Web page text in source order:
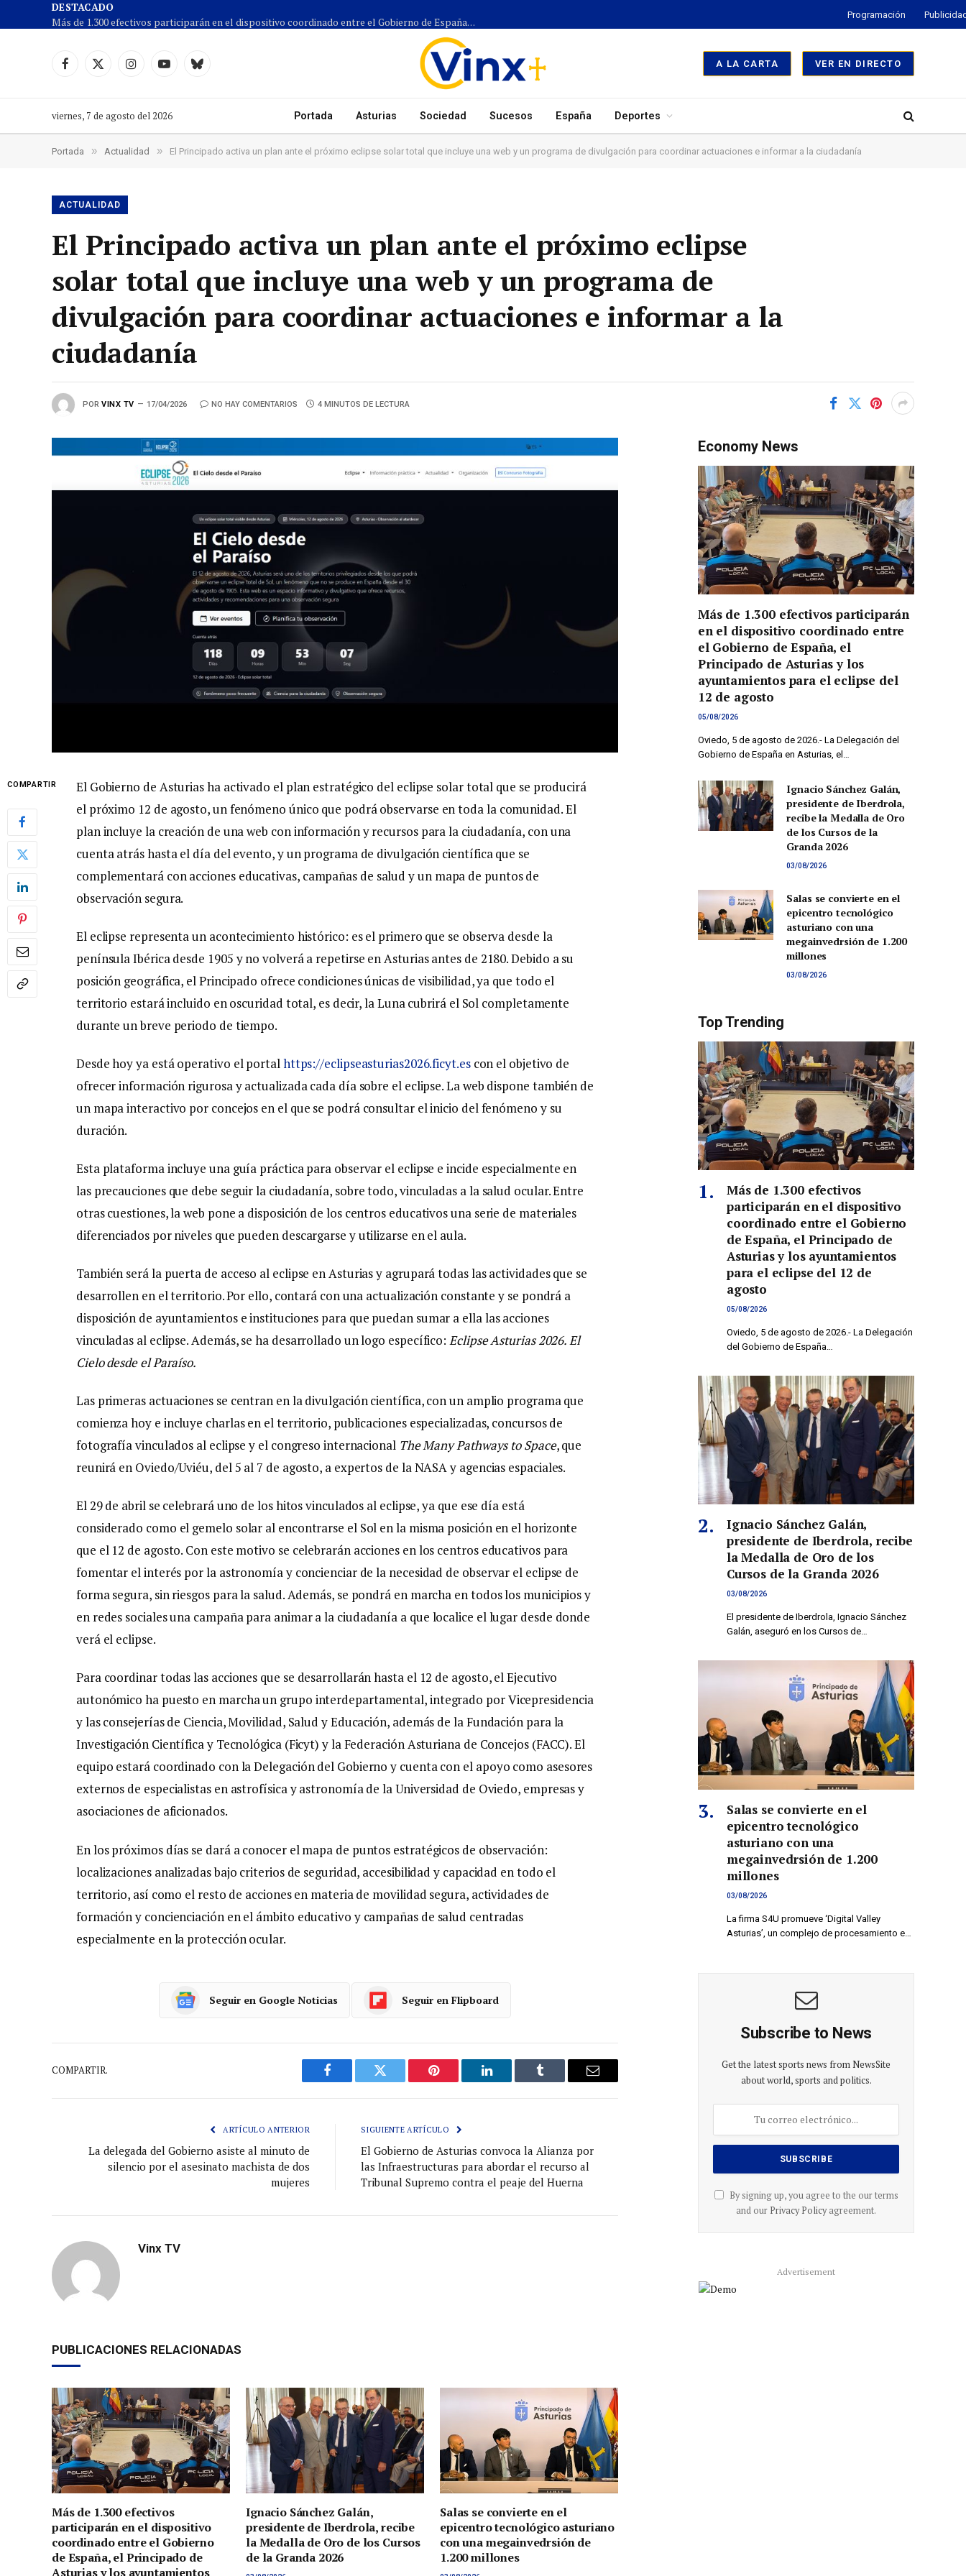
DESTACADO
Más de 1.300 efectivos participarán en el dispositivo coordinado entre el Gobierno de España, el Principado de Asturias y los ayuntamientos para el eclipse del 12 de agosto
Programación
Facebook
X
InstagramYouTubeCielo
A LA CARTA VER EN DIRECTO
viernes, 7 de agosto del 2026 Portada Asturias Sociedad Sucesos España Deportes
Portada » Actualidad » El Principado activa un plan ante el próximo eclipse solar total que incluye una web y un programa de divulgación para coordinar actuaciones e informar a la ciudadanía
ACTUALIDAD
El Principado activa un plan ante el próximo eclipse
solar total que incluye una web y un programa de
divulgación para coordinar actuaciones e informar a la
ciudadanía
POR VINX TV 17/04/2026 NO HAY COMENTARIOS 4 MINUTOS DE LECTURA
COMPARTIR
El Gobierno de Asturias ha activado el plan estratégico del eclipse solar total que se producirá
el próximo 12 de agosto, un fenómeno único que podrá observarse en toda la comunidad. El
plan incluye la creación de una web con información y recursos para la ciudadanía, con una
cuenta atrás hasta el día del evento, y un programa de divulgación científica que se
complementará con acciones educativas, campañas de salud y un mapa de puntos de
observación segura.
El eclipse representa un acontecimiento histórico: es el primero que se observa desde la
península Ibérica desde 1905 y no volverá a repetirse en Asturias antes de 2180. Debido a su
posición geográfica, el Principado ofrece condiciones únicas de visibilidad, ya que todo el
territorio estará incluido en oscuridad total, es decir, la Luna cubrirá el Sol completamente
durante un breve periodo de tiempo.
Desde hoy ya está operativo el portalhttps://eclipseasturias2026.ficyt.escon el objetivo de
ofrecer información rigurosa y actualizada cada día sobre el eclipse. La web dispone también de
un mapa interactivo por concejos en el que se podrá consultar el inicio del fenómeno y su
duración.
Esta plataforma incluye una guía práctica para observar el eclipse e incide especialmente en
las precauciones que debe seguir la ciudadanía, sobre todo, vinculadas a la salud ocular. Entre
otras cuestiones, la web pone a disposición de los centros educativos una serie de materiales
diferenciados por niveles que pueden descargarse y utilizarse en el aula.
También será la puerta de acceso al eclipse en Asturias y agrupará todas las actividades que se
desarrollen en el territorio. Por ello, contará con una actualización constante y se pondrá a
disposición de ayuntamientos e instituciones para que puedan sumar a ella las acciones
vinculadas al eclipse. Además, se ha desarrollado un logo específico:Eclipse Asturias 2026. El
Cielo desde el Paraíso.
Las primeras actuaciones se centran en la divulgación científica, con un amplio programa que
comienza hoy e incluye charlas en el territorio, publicaciones especializadas, concursos de
fotografía vinculados al eclipse y el congreso internacional The Many Pathways to Space, que
reunirá en Oviedo/Uviéu, del 5 al 7 de agosto, a expertos de la NASA y agencias espaciales.
El 29 de abril se celebrará uno de los hitos vinculados al eclipse, ya que ese día está
considerado como el gemelo solar al encontrarse el Sol en la misma posición en el horizonte
que el 12 de agosto. Con este motivo se celebrarán acciones en los centros educativos para
fomentar el interés por la astronomía y concienciar de la necesidad de observar el eclipse de
forma segura, sin riesgos para la salud. Además, se pondrá en marcha en todos los municipios y
en redes sociales una campaña para animar a la ciudadanía a que localice el lugar desde donde
verá el eclipse.
Para coordinar todas las acciones que se desarrollarán hasta el 12 de agosto, el Ejecutivo
autonómico ha puesto en marcha un grupo interdepartamental, integrado por Vicepresidencia
y las consejerías de Ciencia, Movilidad, Salud y Educación, además de la Fundación para la
Investigación Científica y Tecnológica (Ficyt) y la Federación Asturiana de Concejos (FACC). El
equipo estará coordinado con la Delegación del Gobierno y cuenta con el apoyo como asesores
externos de especialistas en astrofísica y astronomía de la Universidad de Oviedo, empresas y
asociaciones de aficionados.
En los próximos días se dará a conocer el mapa de puntos estratégicos de observación:
localizaciones analizadas bajo criterios de seguridad, accesibilidad y capacidad en todo el
territorio, así como el resto de acciones en materia de movilidad segura, actividades de
formación y concienciación en el ámbito educativo y campañas de salud centradas
especialmente en la protección ocular.
Seguir en Google Noticias Seguir en Flipboard
COMPARTIR.
Facebook Gorjeo Pinterest LinkedIn Tumblr
Correo
ARTÍCULO ANTERIOR
La delegada del Gobierno asiste al minuto de
silencio por el asesinato machista de dos
mujeres
SIGUIENTE ARTÍCULO
El Gobierno de Asturias convoca la Alianza por
las Infraestructuras para abordar el recurso al
Tribunal Supremo contra el peaje del Huerna
Vinx TV
PUBLICACIONES RELACIONADAS
Más de 1.300 efectivos
participarán en el dispositivo
coordinado entre el Gobierno
de España, el Principado de
Asturias y los ayuntamientos
Ignacio Sánchez Galán,
presidente de Iberdrola, recibe
la Medalla de Oro de los Cursos
de la Granda 2026
Salas se convierte en el
epicentro tecnológico asturiano
con una megainvedrsión de
1.200 millones
Economy News
Más de 1.300 efectivos participarán
en el dispositivo coordinado entre
el Gobierno de España, el
Principado de Asturias y los
ayuntamientos para el eclipse del
12 de agosto
05/08/2026
Oviedo, 5 de agosto de 2026.- La Delegación del
Gobierno de España en Asturias, el…
Ignacio Sánchez Galán,
presidente de Iberdrola,
recibe la Medalla de Oro
de los Cursos de la
Granda 2026
03/08/2026
Salas se convierte en el
epicentro tecnológico
asturiano con una
megainvedrsión de 1.200
millones
03/08/2026
Top Trending
Más de 1.300 efectivos
participarán en el dispositivo
coordinado entre el Gobierno
de España, el Principado de
Asturias y los ayuntamientos
para el eclipse del 12 de
agosto
05/08/2026
Oviedo, 5 de agosto de 2026.- La Delegación
del Gobierno de España…
Ignacio Sánchez Galán,
presidente de Iberdrola, recibe
la Medalla de Oro de los
Cursos de la Granda 2026
03/08/2026
El presidente de Iberdrola, Ignacio Sánchez
Galán, aseguró en los Cursos de…
Salas se convierte en el
epicentro tecnológico
asturiano con una
megainvedrsión de 1.200
millones
03/08/2026
La firma S4U promueve ‘Digital Valley
Asturias’, un complejo de procesamiento e…
Subscribe to News
Get the latest sports news from NewsSite
about world, sports and politics.
By signing up, you agree to the our terms
and our Privacy Policyagreement.
Advertisement